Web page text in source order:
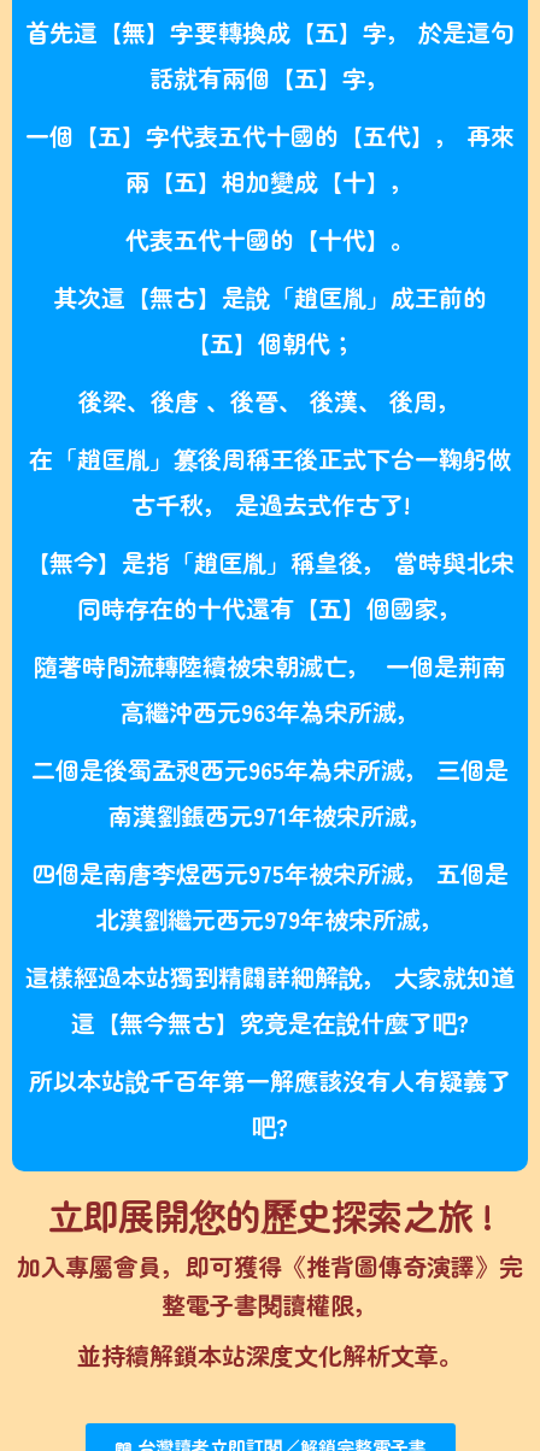
首先這【無】字要轉換成【五】字， 於是這句
話就有兩個【五】字，
一個【五】字代表五代十國的【五代】， 再來
兩【五】相加變成【十】，
代表五代十國的【十代】。
其次這【無古】是說「趙匡胤」成王前的
【五】個朝代；
後梁、後唐 、後晉、 後漢、 後周，
在「趙匡胤」篡後周稱王後正式下台一鞠躬做
古千秋， 是過去式作古了!
【無今】是指「趙匡胤」稱皇後， 當時與北宋
同時存在的十代還有【五】個國家，
隨著時間流轉陸續被宋朝滅亡， 一個是荊南
高繼沖西元963年為宋所滅，
二個是後蜀孟昶西元965年為宋所滅， 三個是
南漢劉鋹西元971年被宋所滅，
四個是南唐李煜西元975年被宋所滅， 五個是
北漢劉繼元西元979年被宋所滅，
這樣經過本站獨到精闢詳細解說， 大家就知道
這【無今無古】究竟是在說什麼了吧?
所以本站說千百年第一解應該沒有人有疑義了
吧?
立即展開您的歷史探索之旅 !
加入專屬會員，即可獲得《推背圖傳奇演譯》完
整電子書閱讀權限，
並持續解鎖本站深度文化解析文章。